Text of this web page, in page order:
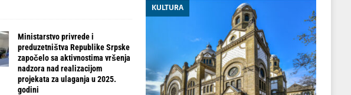
Ministarstvo privrede i
preduzetništva Republike Srpske
započelo sa aktivnostima vršenja
nadzora nad realizacijom
projekata za ulaganja u 2025.
godini
KULTURA